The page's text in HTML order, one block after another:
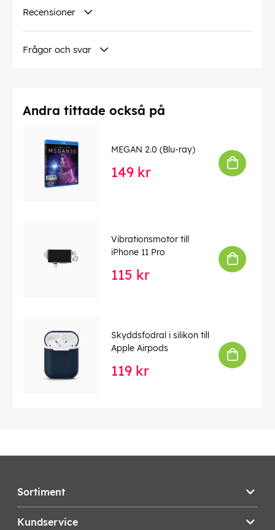
Recensioner
Frågor och svar
Andra tittade också på
MEGAN 2.0 (Blu-ray)
149 kr
Vibrationsmotor till
iPhone 11 Pro
115 kr
Skyddsfodral i silikon till
Apple Airpods
119 kr
Sortiment
Kundservice